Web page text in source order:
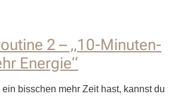
2 – „10-Minuten-
Energie“
bisschen mehr Zeit hast, kannst du